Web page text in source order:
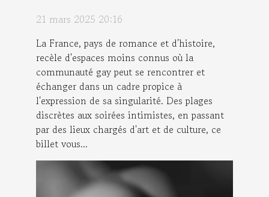
France
21 mars 2025 20:16
La France, pays de romance et d'histoire,
recèle d'espaces moins connus où la
communauté gay peut se rencontrer et
échanger dans un cadre propice à
l'expression de sa singularité. Des plages
discrètes aux soirées intimistes, en passant
par des lieux chargés d'art et de culture, ce
billet vous...